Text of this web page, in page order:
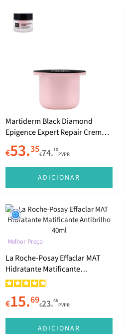
Martiderm Black Diamond
Epigence Expert Repair Creme
Anti-Idade Recarga 50ml
€53.35€74.10
PVPR
ADICIONAR
Melhor Preço
La Roche-Posay Effaclar MAT
Hidratante Matificante
Antibrilho 40ml
€15.69€23.46
PVPR
ADICIONAR